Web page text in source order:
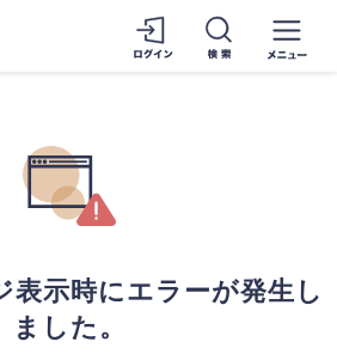
表示時にエラーが発生し
ました。